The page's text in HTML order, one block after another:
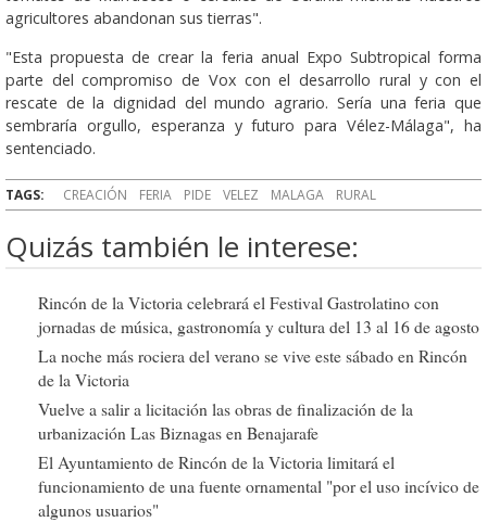
agricultores abandonan sus tierras".
"Esta propuesta de crear la feria anual Expo Subtropical forma
parte del compromiso de Vox con el desarrollo rural y con el
rescate de la dignidad del mundo agrario. Sería una feria que
sembraría orgullo, esperanza y futuro para Vélez-Málaga", ha
sentenciado.
TAGS: CREACIÓN FERIA PIDE VELEZ MALAGA RURAL
Quizás también le interese:
Rincón de la Victoria celebrará el Festival Gastrolatino con
jornadas de música, gastronomía y cultura del 13 al 16 de agosto
La noche más rociera del verano se vive este sábado en Rincón
de la Victoria
Vuelve a salir a licitación las obras de finalización de la
urbanización Las Biznagas en Benajarafe
El Ayuntamiento de Rincón de la Victoria limitará el
funcionamiento de una fuente ornamental "por el uso incívico de
algunos usuarios"